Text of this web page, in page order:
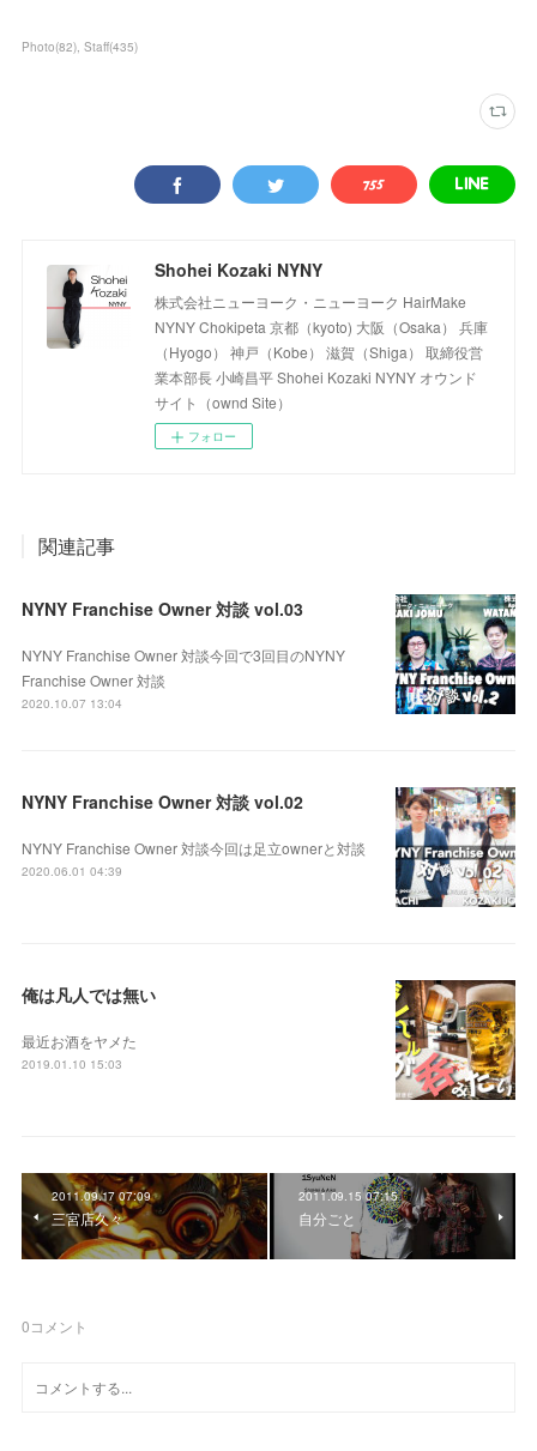
Photo(82) Staff(435)
Shohei Kozaki NYNY
株式会社ニューヨーク・ニューヨーク HairMake
NYNY Chokipeta 京都（kyoto) 大阪（Osaka） 兵庫
（Hyogo） 神戸（Kobe） 滋賀（Shiga） 取締役営
業本部長 小崎昌平 Shohei Kozaki NYNY オウンド
サイト（ownd Site）
フォロー
関連記事
NYNY Franchise Owner 対談 vol.03
NYNY Franchise Owner 対談今回で3回目のNYNY
Franchise Owner 対談
2020.10.07 13:04
NYNY Franchise Owner 対談 vol.02
NYNY Franchise Owner 対談今回は足立ownerと対談
2020.06.01 04:39
俺は凡人では無い
最近お酒をヤメた
2019.01.10 15:03
2011.09.17 07:09
三宮店久々
2011.09.15 07:15
自分ごと
0コメント